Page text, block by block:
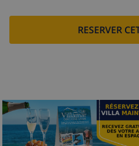
RESERVER